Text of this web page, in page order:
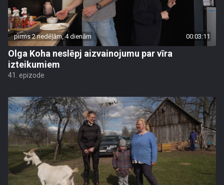
pirms 2 nedēļām, 4 dienām 00:03:11
Olga Koha neslēpj aizvainojumu par vīra
izteikumiem
41. epizode